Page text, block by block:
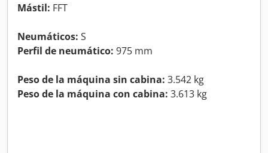
Mástil: FFT
Neumáticos: S
Perfil de neumático: 975 mm
Peso de la máquina sin cabina: 3.542 kg
Peso de la máquina con cabina: 3.613 kg